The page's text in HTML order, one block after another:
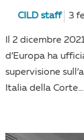
CILD staff 3
Il 2 dicembre
d’Europa ha
supervisione
Italia della Corte...